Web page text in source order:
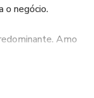
o negócio.
Amo
e